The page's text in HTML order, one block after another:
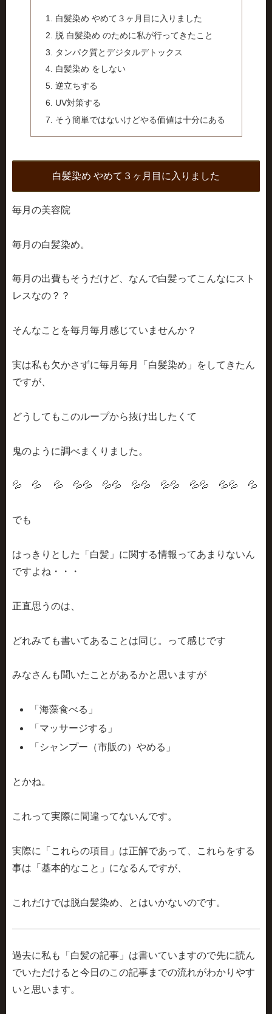
白髪染め やめて３ヶ月目に入りました
脱 白髪染め のために私が行ってきたこと
タンパク質とデジタルデトックス
白髪染め をしない
逆立ちする
UV対策する
そう簡単ではないけどやる価値は十分にある
白髪染め やめて３ヶ月目に入りました
毎月の美容院
毎月の白髪染め。
毎月の出費もそうだけど、なんで白髪ってこんなにスト
レスなの？？
そんなことを毎月毎月感じていませんか？
実は私も欠かさずに毎月毎月「白髪染め」をしてきたん
ですが、
どうしてもこのループから抜け出したくて
鬼のように調べまくりました。
💦 💦 💦 💦💦 💦💦 💦💦 💦💦 💦💦 💦💦 💦
でも
はっきりとした「白髪」に関する情報ってあまりないん
ですよね・・・
正直思うのは、
どれみても書いてあることは同じ。 って感じです
みなさんも聞いたことがあるかと思いますが
「海藻食べる」
「マッサージする」
「シャンプー（市販の）やめる」
とかね。
これって実際に間違ってないんです。
実際に 「これらの項目」は正解であって、これらをする
事は 「基本的なこと」 になるんですが、
これだけでは脱白髪染め 、とはいかないのです。
過去に私も「白髪の記事」は書いていますので先に読ん
でいただけると今日のこの記事までの流れがわかりやす
いと思います。